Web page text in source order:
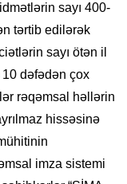
sayı 400-
tərtib edilərək
sayı ötən il
dəfədən çox
rəqəmsal həllərin
hissəsinə
imza sistemi